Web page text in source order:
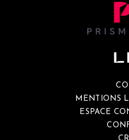
MENTIONS
ESPACE